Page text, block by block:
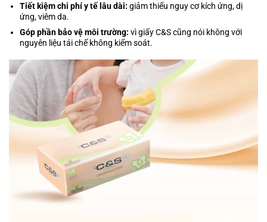
Tiết kiệm chi phí y tế lâu dài: giảm thiểu nguy cơ kích ứng, dị
ứng, viêm da.
Góp phần bảo vệ môi trường: vì giấy C&S cũng nói không với
nguyên liệu tái chế không kiểm soát.